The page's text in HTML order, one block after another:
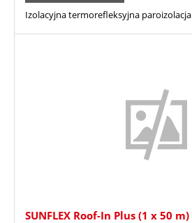
Izolacyjna termorefleksyjna paroizolacja
SUNFLEX Roof-In Plus (1 x 50 m)